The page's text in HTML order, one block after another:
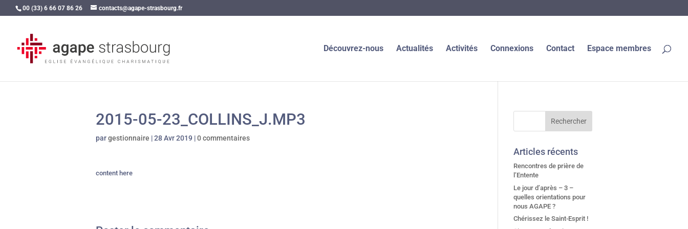
00 (33) 6 66 07 86 26 contacts@agape-strasbourg.fr
Découvrez-nous Actualités Activités Connexions Contact Espace membres
2015-05-23_COLLINS_J.MP3
pargestionnaire |28 Avr 2019 |0 commentaires
content here
Articles récents
Rencontres de prière de
l’Entente
Le jour d’après – 3 –
quelles orientations pour
nous AGAPE ?
Chérissez le Saint-Esprit !